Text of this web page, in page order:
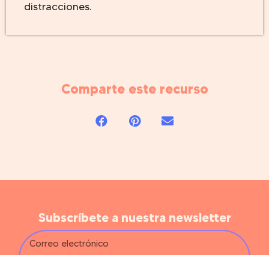
distracciones.
Comparte este recurso
Subscríbete a nuestra newsletter